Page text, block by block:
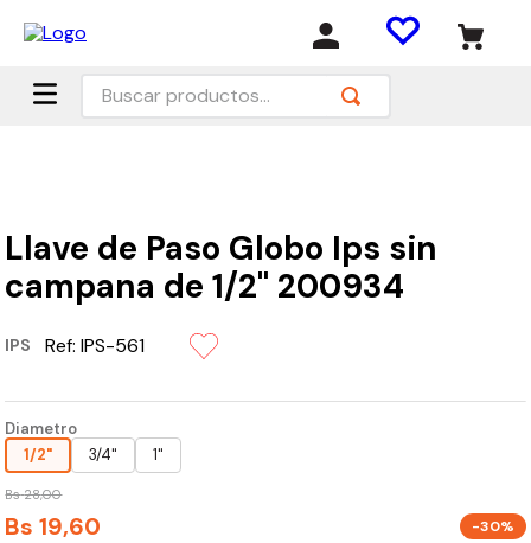
Buscar productos...
Llave de Paso Globo Ips sin
campana de 1/2" 200934
IPS Ref:IPS-561
Diametro
1/2"
3/4" 1"
Bs 28,00
Bs 19,60 -30%